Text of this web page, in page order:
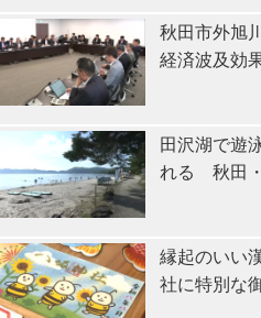
秋田市外旭
経済波及効
田沢湖で遊
れる 秋田
縁起のいい
社に特別な